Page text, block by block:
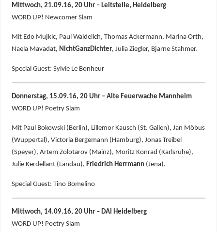
Mittwoch, 21.09.16, 20 Uhr – Leitstelle, Heidelberg
WORD UP! Newcomer Slam
Mit Edo Mujkic, Paul Waidelich, Thomas Ackermann, Marina Orth,
Naela Mavadat, NichtGanzDichter, Julia Ziegler, Bjarne Stahmer.
Special Guest: Sylvie Le Bonheur
Donnerstag, 15.09.16, 20 Uhr – Alte Feuerwache Mannheim
WORD UP! Poetry Slam
Mit Paul Bokowski (Berlin), Lillemor Kausch (St. Gallen), Jan Möbus
(Wuppertal), Victoria Bergemann (Hamburg), Jonas Treibel
(Speyer), Artem Zolotarov (Mainz), Moritz Konrad (Karlsruhe),
Julie Kerdellant (Landau), Friedrich Herrmann(Jena).
Special Guest: Tino Bomelino
Mittwoch, 14.09.16, 20 Uhr – DAI Heidelberg
WORD UP! Poetry Slam